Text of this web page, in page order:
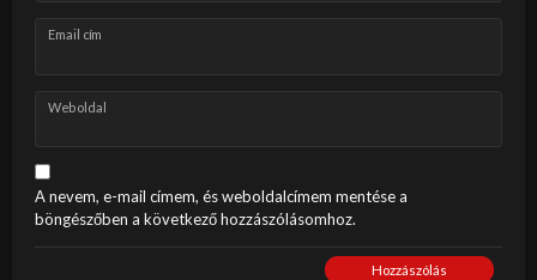
Email cím
Weboldal
A nevem, e-mail címem, és weboldalcímem mentése a
böngészőben a következő hozzászólásomhoz.
Hozzászólás